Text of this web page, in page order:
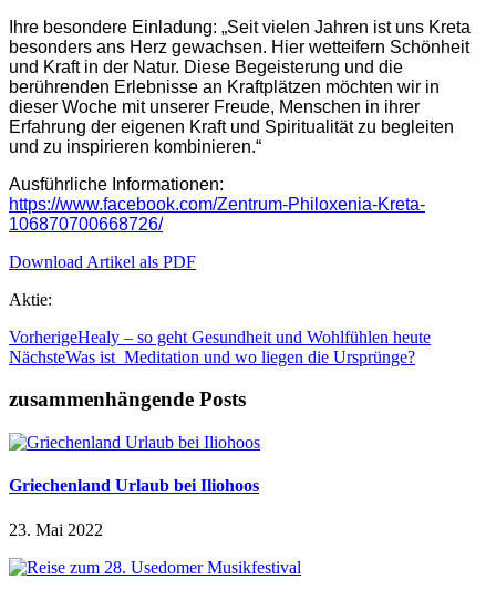
Ihre besondere Einladung: „Seit vielen Jahren ist uns Kreta
besonders ans Herz gewachsen. Hier wetteifern Schönheit
und Kraft in der Natur. Diese Begeisterung und die
berührenden Erlebnisse an Kraftplätzen möchten wir in
dieser Woche mit unserer Freude, Menschen in ihrer
Erfahrung der eigenen Kraft und Spiritualität zu begleiten
und zu inspirieren kombinieren.“
Ausführliche Informationen:
https://www.facebook.com/Zentrum-Philoxenia-Kreta-
106870700668726/
Download Artikel als PDF
Aktie:
VorherigeHealy – so geht Gesundheit und Wohlfühlen heute
NächsteWas ist Meditation und wo liegen die Ursprünge?
zusammenhängende Posts
Griechenland Urlaub bei Iliohoos
23. Mai 2022